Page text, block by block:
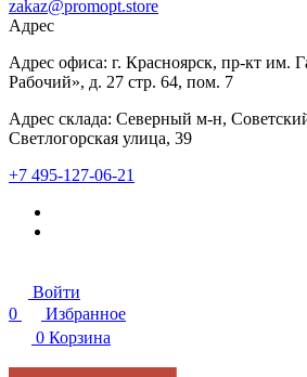
zakaz@promopt.store
Адрес
Адрес офиса: г. Красноярск, пр-кт им.
Рабочий», д. 27 стр. 64, пом. 7
Адрес склада: Северный м-н,
Светлогорская улица, 39
+7 495-127-06-21
Войти
0
Избранное
0 Корзина